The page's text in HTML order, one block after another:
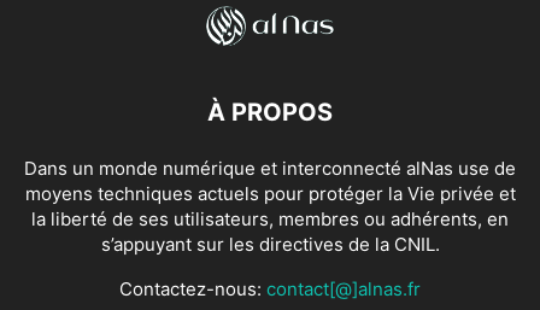
À PROPOS
Dans un monde numérique et interconnecté alNas use de
moyens techniques actuels pour protéger la Vie privée et
la liberté de ses utilisateurs, membres ou adhérents, en
s’appuyant sur les directives de la CNIL.
Contactez-nous: contact[@]alnas.fr